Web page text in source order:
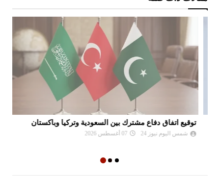
توقيع اتفاق دفاع مشترك بين السعودية وتركيا وباكستان
شمس اليوم نيوز 24 07 أغسطس 2026